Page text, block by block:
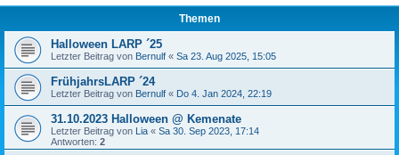
Themen
Halloween LARP ´25
Letzter Beitrag von Bernulf « Sa 23. Aug 2025, 15:05
FrühjahrsLARP ´24
Letzter Beitrag von Bernulf « Do 4. Jan 2024, 22:19
31.10.2023 Halloween @ Kemenate
Letzter Beitrag von Lia « Sa 30. Sep 2023, 17:14
Antworten: 2